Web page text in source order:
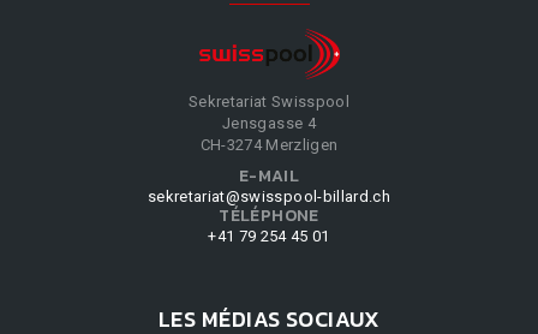
Sekretariat Swisspool
Jensgasse 4
CH-3274 Merzligen
E-MAIL
sekretariat@swisspool-billard.ch
TÉLÉPHONE
+41 79 254 45 01
LES MÉDIAS SOCIAUX